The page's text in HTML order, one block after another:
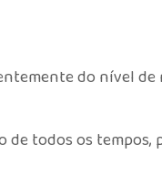
Sobre Nósdo nível
todos os